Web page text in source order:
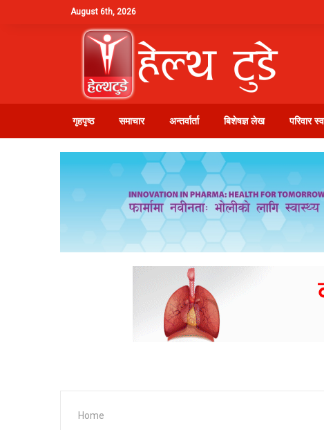
August 6th, 2026
गृहपृष्ठ समाचार अन्तर्वार्ता बिशेषज्ञ लेख परिवार
Home